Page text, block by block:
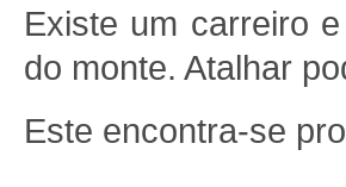
Existe um carreiro
do monte. Atalhar
Este encontra-se